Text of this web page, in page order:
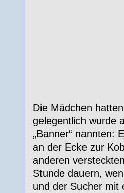
Die Mädchen
gelegentlich wurde
„Banner“ nannten:
an der Ecke zur
anderen
Stunde dauern,
und der Sucher mit